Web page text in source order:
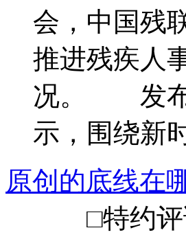
会，中国残
推进残疾人
况。 发布
示，围绕新
原创的底线在
□特约评